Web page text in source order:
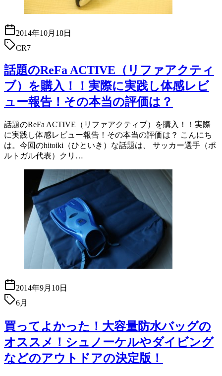
2014年10月18日
CR7
話題のReFa ACTIVE（リファアクティ
ブ）を購入！！実際に実践し体感レビ
ュー報告！その本当の評価は？
話題のReFa ACTIVE（リファアクティブ）を購入！！実際
に実践し体感レビュー報告！その本当の評価は？ こんにち
は。今回のhitoiki（ひといき）な話題は、 サッカー選手（ポ
ルトガル代表）クリ…
2014年9月10日
6月
買ってよかった！大容量防水バッグの
オススメ！シュノーケルやダイビング
などのアウトドアの決定版！